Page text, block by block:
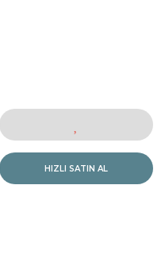
HIZLI SATIN AL